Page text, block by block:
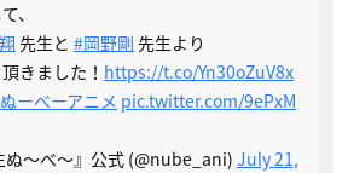
、
先生と #岡野剛 先生より
きました！ https://t.co/Yn30oZuV8x
ーべーアニメ pic.twitter.com/9ePxM
～べ～』公式 (@nube_ani) July 21,